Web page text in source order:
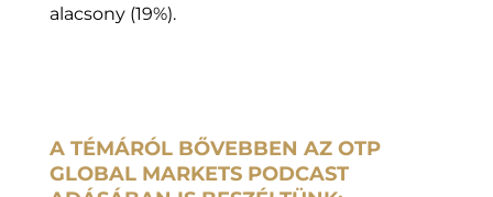
alacsony (19%).
A TÉMÁRÓL BŐVEBBEN AZ OTP
GLOBAL MARKETS PODCAST